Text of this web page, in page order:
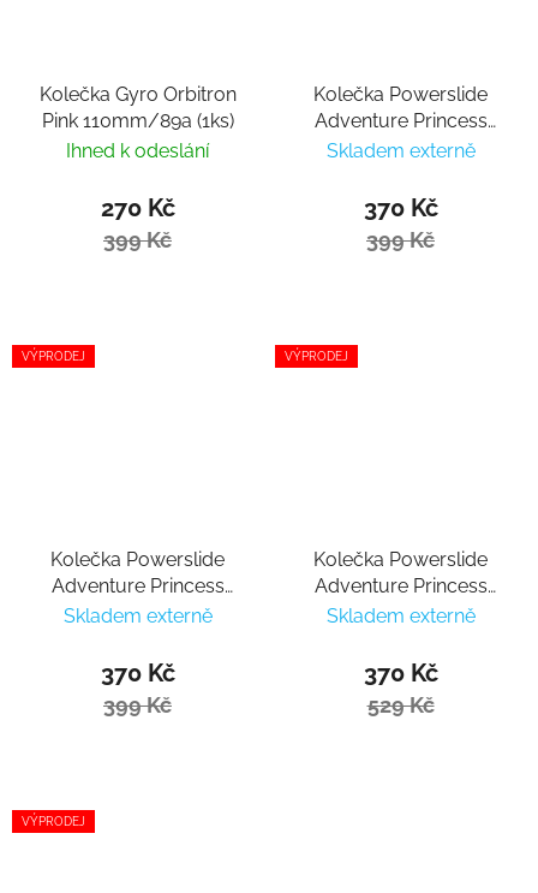
Kolečka Gyro Orbitron
Pink 110mm/89a (1ks)
Ihned k odeslání
270 Kč
399 Kč
Kolečka Powerslide
Adventure Princess
64mm/82a (4ks)
Skladem externě
370 Kč
399 Kč
VÝPRODEJ
Kolečka Powerslide
Adventure Princess
72mm/82a (4ks)
Skladem externě
370 Kč
399 Kč
VÝPRODEJ
Kolečka Powerslide
Adventure Princess
76mm/82a (4ks)
Skladem externě
370 Kč
529 Kč
VÝPRODEJ